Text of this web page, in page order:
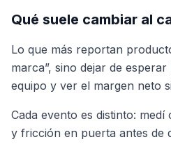
Qué suele cambiar al
Lo que más reportan
marca”, sino dejar de
equipo y ver el margen neto
Cada evento es distinto:
y fricción en puerta antes de